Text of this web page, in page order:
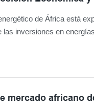
de África está
las inversiones en
mercado africano